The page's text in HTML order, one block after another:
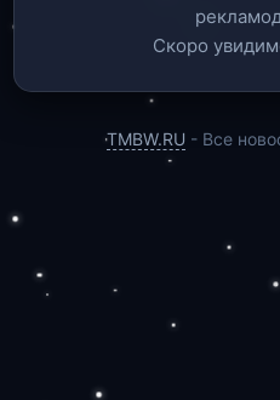
Скоро
TMBW.RU - Все